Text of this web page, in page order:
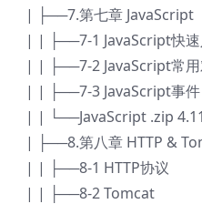
| ├──7.第七章 JavaScript
| | ├──7-1 JavaScript快速
| | ├──7-2 JavaScript常用
| | ├──7-3 JavaScript事件
| | └──JavaScript .zip
| ├──8.第八章 HTTP &
| | ├──8-1 HTTP协议
| | ├──8-2 Tomcat